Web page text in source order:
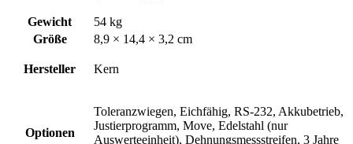
Gewicht
54 kg
Größe
8,9 × 14,4 × 3,2 cm
Hersteller Kern
Optionen
Toleranzwiegen, Eichfähig, RS-232, Akkubetrieb,
Justierprogramm, Move, Edelstahl (nur
Auswerteeinheit), Dehnungsmessstreifen, 3 Jahre